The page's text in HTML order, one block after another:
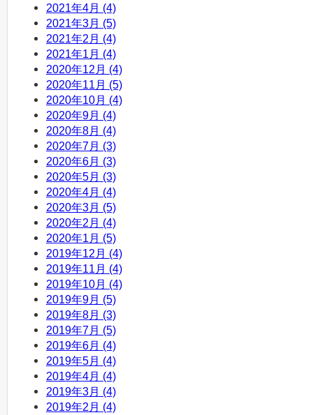
2021年4月 (4)
2021年3月 (5)
2021年2月 (4)
2021年1月 (4)
2020年12月 (4)
2020年11月 (5)
2020年10月 (4)
2020年9月 (4)
2020年8月 (4)
2020年7月 (3)
2020年6月 (3)
2020年5月 (3)
2020年4月 (4)
2020年3月 (5)
2020年2月 (4)
2020年1月 (5)
2019年12月 (4)
2019年11月 (4)
2019年10月 (4)
2019年9月 (5)
2019年8月 (3)
2019年7月 (5)
2019年6月 (4)
2019年5月 (4)
2019年4月 (4)
2019年3月 (4)
2019年2月 (4)